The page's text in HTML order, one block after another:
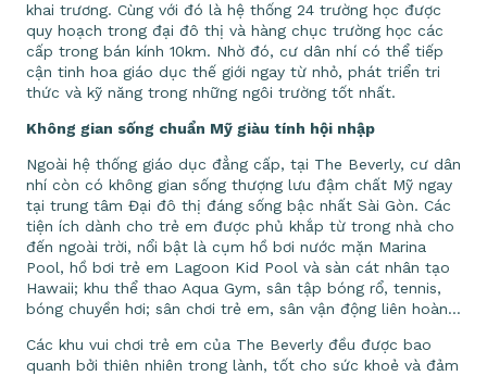
khai trương. Cùng với đó là hệ thống 24 trường học được
quy hoạch trong đại đô thị và hàng chục trường học các
cấp trong bán kính 10km. Nhờ đó, cư dân nhí có thể tiếp
cận tinh hoa giáo dục thế giới ngay từ nhỏ, phát triển tri
thức và kỹ năng trong những ngôi trường tốt nhất.
Không gian sống chuẩn Mỹ giàu tính hội nhập
Ngoài hệ thống giáo dục đẳng cấp, tại The Beverly, cư dân
nhí còn có không gian sống thượng lưu đậm chất Mỹ ngay
tại trung tâm Đại đô thị đáng sống bậc nhất Sài Gòn. Các
tiện ích dành cho trẻ em được phủ khắp từ trong nhà cho
đến ngoài trời, nổi bật là cụm hồ bơi nước mặn Marina
Pool, hồ bơi trẻ em Lagoon Kid Pool và sàn cát nhân tạo
Hawaii; khu thể thao Aqua Gym, sân tập bóng rổ, tennis,
bóng chuyền hơi; sân chơi trẻ em, sân vận động liên hoàn…
Các khu vui chơi trẻ em của The Beverly đều được bao
quanh bởi thiên nhiên trong lành, tốt cho sức khoẻ và đảm